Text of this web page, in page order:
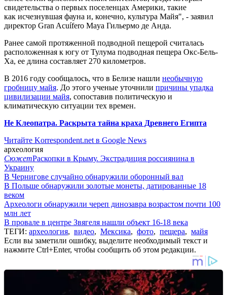
свидетельства о первых поселенцах Америки, такие
как исчезнувшая фауна и, конечно, культура Майя", - заявил
директор Gran Acuífero Maya Гильермо де Анда.
Ранее самой протяженной подводной пещерой считалась
расположенная к югу от Тулума подводная пещера Окс-Бель-
Ха, ее длина составляет 270 километров.
В 2016 году сообщалось, что в Белизе нашли необычную
гробницу майя. До этого ученые уточнили причины упадка
цивилизации майя, сопоставив политическую и
климатическую ситуации тех времен.
Не Клеопатра. Раскрыта тайна краха Древнего Египта
Читайте Korrespondent.net в Google News
археология
СюжетРаскопки в Крыму. Экстрадиция россиянина в
Украину
В Чернигове случайно обнаружили оборонный вал
В Польше обнаружили золотые монеты, датированные 18
веком
Археологи обнаружили череп динозавра возрастом почти 100
млн лет
В провале в центре Звягеля нашли объект 16-18 века
ТЕГИ: археология, видео, Мексика, фото, пещера, майя
Если вы заметили ошибку, выделите необходимый текст и
нажмите Ctrl+Enter, чтобы сообщить об этом редакции.